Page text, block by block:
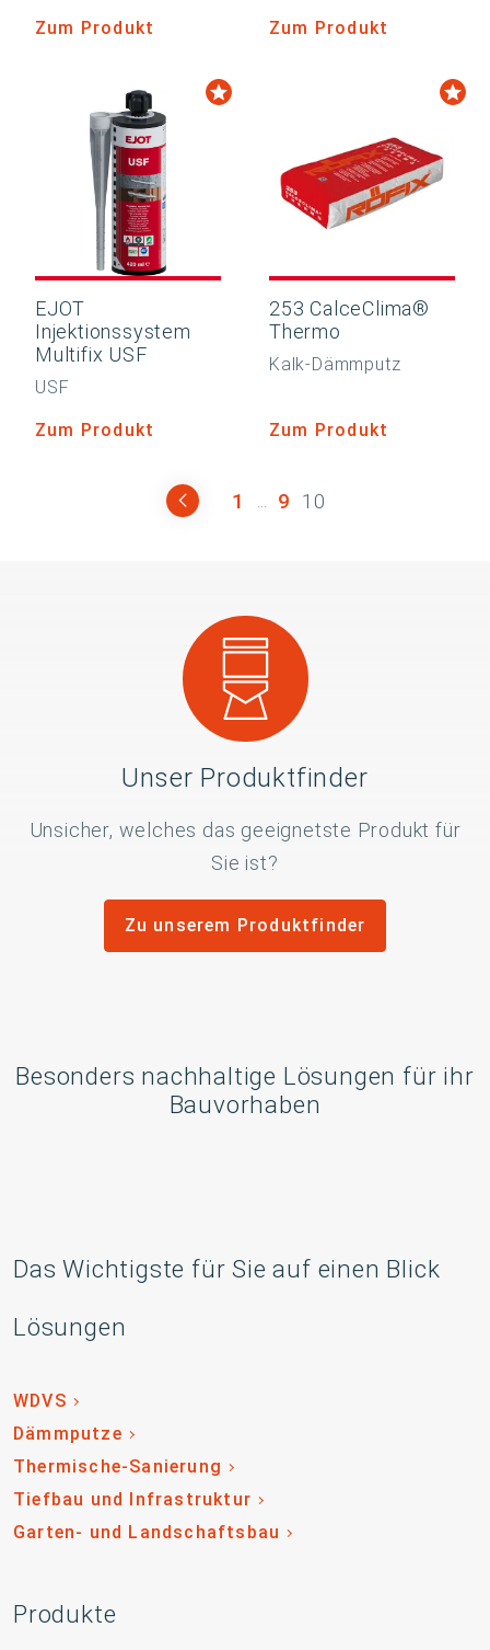
Zum Produkt Zum Produkt
EJOT
Injektionssystem
Multifix USF
USF
Zum Produkt
253 CalceClima®
Thermo
Kalk-Dämmputz
Zum Produkt
1 ... 9 10
Unser Produktfinder
Unsicher, welches das geeignetste Produkt für
Sie ist?
Zu unserem Produktfinder
Besonders nachhaltige Lösungen für ihr
Bauvorhaben
Das Wichtigste für Sie auf einen Blick
Lösungen
WDVS
Dämmputze
Thermische-Sanierung
Tiefbau und Infrastruktur
Garten- und Landschaftsbau
Produkte